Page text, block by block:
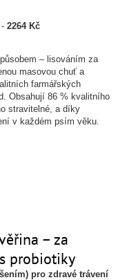
– lisováním za
masovou chuť a
farmářských
Obsahují 86 % kvalitního
stravitelné, a díky
v každém psím věku.
-2264 Kč
– za
probiotiky
pro zdravé trávení